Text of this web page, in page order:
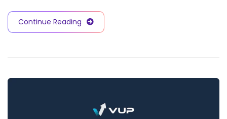
Continue Reading